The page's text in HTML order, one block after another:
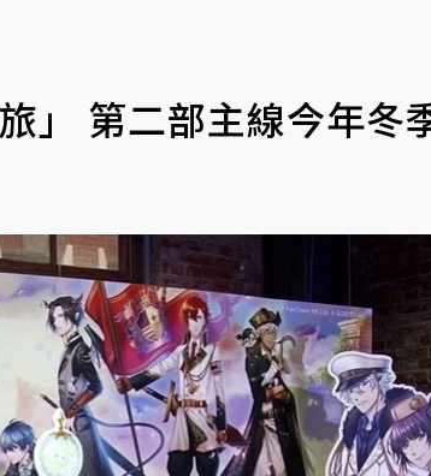
」 第二部主線今年冬